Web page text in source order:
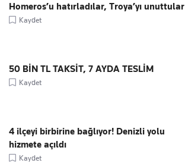
Homeros’u hatırladılar, Troya’yı unuttular
Kaydet
50 BİN TL TAKSİT, 7 AYDA TESLİM
Kaydet
4 ilçeyi birbirine bağlıyor! Denizli yolu
hizmete açıldı
Kaydet